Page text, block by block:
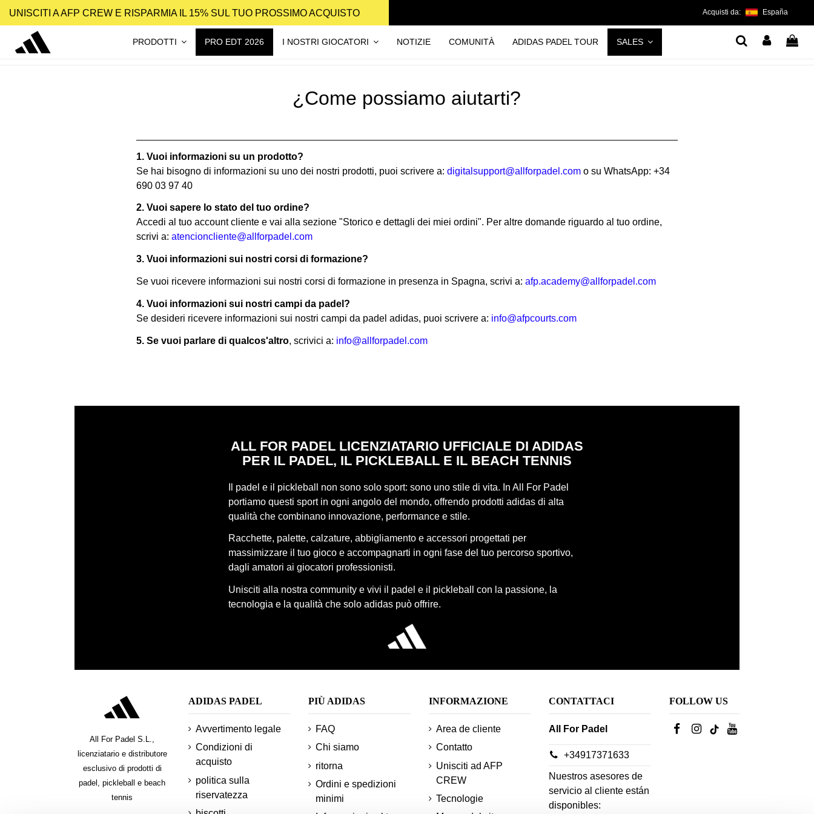
UNISCITI A AFP CREW E RISPARMIA IL 15% SUL TUO PROSSIMO ACQUISTO Acquisti da: España
PRODOTTI PRO EDT 2026 I NOSTRI GIOCATORI NOTIZIE COMUNITÀ ADIDAS PADEL TOUR SALES
¿Come possiamo aiutarti?
1. Vuoi informazioni su un prodotto?
Se hai bisogno di informazioni su uno dei nostri prodotti, puoi scrivere a:digitalsupport@allforpadel.com o su WhatsApp: +34
690 03 97 40
2. Vuoi sapere lo stato del tuo ordine?
Accedi al tuo account cliente e vai alla sezione "Storico e dettagli dei miei ordini". Per altre domande riguardo al tuo ordine,
scrivi a:atencioncliente@allforpadel.com
3. Vuoi informazioni sui nostri corsi di formazione?
Se vuoi ricevere informazioni sui nostri corsi di formazione in presenza in Spagna, scrivi a: afp.academy@allforpadel.com
4. Vuoi informazioni sui nostri campi da padel?
Se desideri ricevere informazioni sui nostri campi da padel adidas, puoi scrivere a: info@afpcourts.com
5. Se vuoi parlare di qualcos'altro, scrivici a: info@allforpadel.com
ALL FOR PADEL LICENZIATARIO UFFICIALE DI ADIDAS
PER IL PADEL, IL PICKLEBALL E IL BEACH TENNIS
Il padel e il pickleball non sono solo sport: sono uno stile di vita. In All For Padel
portiamo questi sport in ogni angolo del mondo, offrendo prodotti adidas di alta
qualità che combinano innovazione, performance e stile.
Racchette, palette, calzature, abbigliamento e accessori progettati per
massimizzare il tuo gioco e accompagnarti in ogni fase del tuo percorso sportivo,
dagli amatori ai giocatori professionisti.
Unisciti alla nostra community e vivi il padel e il pickleball con la passione, la
tecnologia e la qualità che solo adidas può offrire.
All For Padel S.L.,
licenziatario e distributore
esclusivo di prodotti di
padel, pickleball e beach
tennis
ADIDAS PADEL
Avvertimento legale
Condizioni di
acquisto
politica sulla
riservatezza
PIÙ ADIDAS
FAQ
Chi siamo
ritorna
Ordini e spedizioni
minimi
INFORMAZIONE
Area de cliente
Contatto
Unisciti ad AFP
CREW
Tecnologie
CONTATTACI
All For Padel
+34917371633
Nuestros asesores de
servicio al cliente están
disponibles:
FOLLOW US